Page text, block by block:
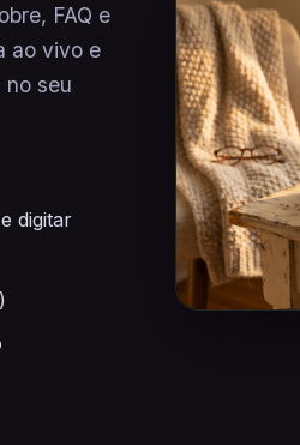
FAQ e
ao vivo e
seu
digitar